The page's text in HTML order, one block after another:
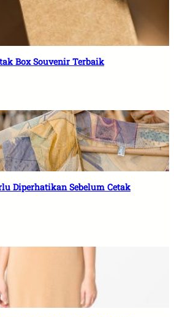
Box Souvenir Terbaik
Diperhatikan Sebelum Cetak